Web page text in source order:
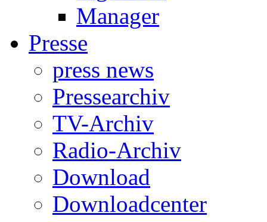
Manager
Presse
press news
Pressearchiv
TV-Archiv
Radio-Archiv
Download
Downloadcenter